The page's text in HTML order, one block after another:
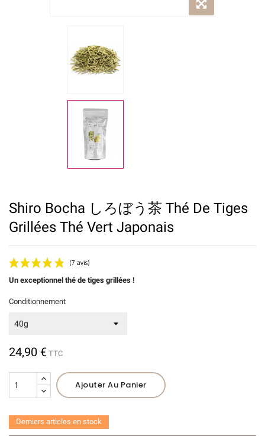
Shiro Bocha しろぼう茶 Thé De Tiges
Grillées Thé Vert Japonais
(7 avis)
Un exceptionnel thé de tiges grillées !
Conditionnement
24,90 € TTC
Ajouter Au Panier
Derniers articles en stock